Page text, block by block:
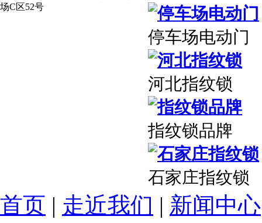
场C区52号
停车场电动门
河北指纹锁
指纹锁品牌
石家庄指纹锁
首页 | 走近我们 | 新闻中心